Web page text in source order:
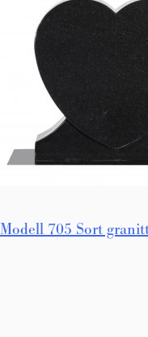
Modell 705 Sort